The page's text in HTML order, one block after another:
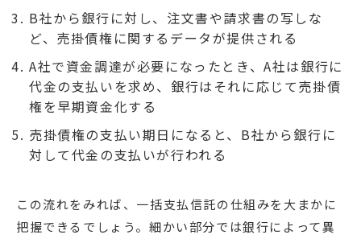
B社から銀行に対し、注文書や請求書の写しな
ど、売掛債権に関するデータが提供される
A社で資金調達が必要になったとき、A社は銀行に
代金の支払いを求め、銀行はそれに応じて売掛債
権を早期資金化する
売掛債権の支払い期日になると、B社から銀行に
対して代金の支払いが行われる
この流れをみれば、一括支払信託の仕組みを大まかに
把握できるでしょう。細かい部分では銀行によって異